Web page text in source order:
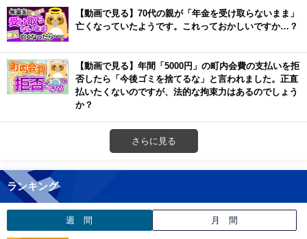
【動画で見る】70代の親が「年金を受け取らないまま」
亡くなっていたようです。これっておかしいですか…？
【動画で見る】年間「5000円」の町内会費の支払いを拒
否したら「今後ゴミを捨てるな」と言われました。正直
払いたくないのですが、法的な拘束力はあるのでしょう
か？
さらに見る
ランキング
週 間 月 間